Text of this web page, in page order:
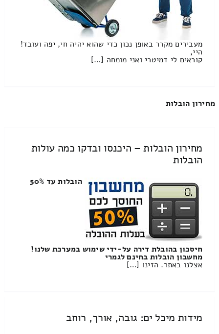
מעבירים מקרר באופן נכון כדי שהוא יהיה חי, יפה ועובד!
היי,
קוראים לי דמיטרי ואני מומחה […]
מחירון הובלות
מחירון הובלות – היכנסו ובדקו כמה עולות
הובלות
הובלות עד 50%
חיסכון בהובלת דירה על-ידי שימוש במערכת שלנו!
מחשבון הובלות בחינם לגמרי
אצלנו באתר. הזינו […]
מידות מיכל ים: גובה, אורך, רוחב